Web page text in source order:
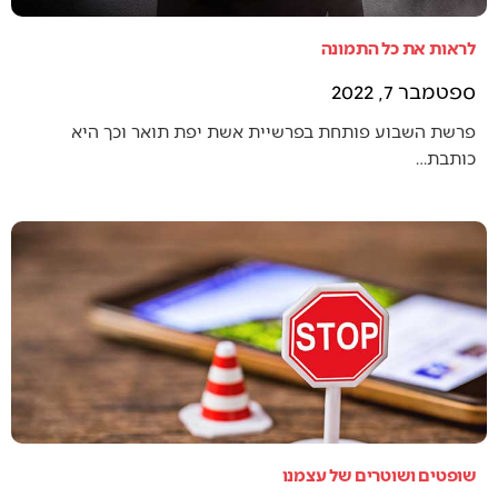
לראות את כל התמונה
ספטמבר 7, 2022
פרשת השבוע פותחת בפרשיית אשת יפת תואר וכך היא
כותבת…
שופטים ושוטרים של עצמנו